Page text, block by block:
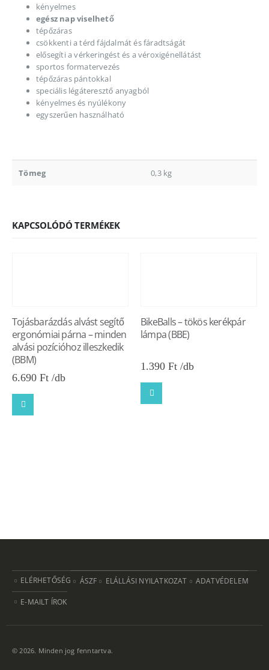
kényelmes
egész nap viselhető
tépőzáras
csökkenti a térd fájdalmát és fáradtságát
elősegíti a vérkeringést és a véroxigénellátást
sportos formatervezés
tépőzáras pántokkal
speciális légáteresztő anyagból
kényelmes és nyúlékony
egyszerűen használható
Tömeg 0,3 kg
KAPCSOLÓDÓ TERMÉKEK
Tojásbarázdás alvást segítő
ergonómiai párna – minden
alvási pozícióhoz illeszkedik
(BBM)
6.690 Ft
BikeBalls – tökös kerékpár
lámpa (BBE)
1.390 Ft
ELÉRHETŐSÉG ÁSZF ELÁLLÁSI NYILATKOZAT ADATVÉDELEM
E-MAILT ÍROK
© 2026. Minden jog fenntartva.